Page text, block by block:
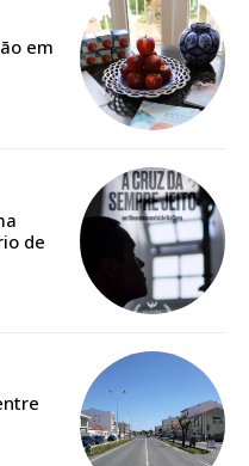
à Quinta-feira em sua
para
em
de